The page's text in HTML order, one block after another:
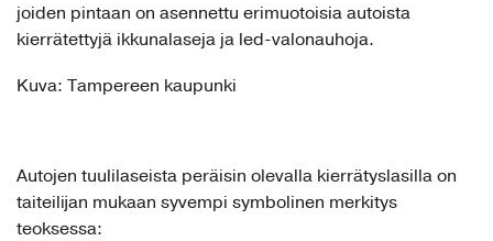
joiden pintaan on asennettu erimuotoisia autoista
kierrätettyjä ikkunalaseja ja led-valonauhoja.
Kuva: Tampereen kaupunki
Autojen tuulilaseista peräisin olevalla kierrätyslasilla on
taiteilijan mukaan syvempi symbolinen merkitys
teoksessa: